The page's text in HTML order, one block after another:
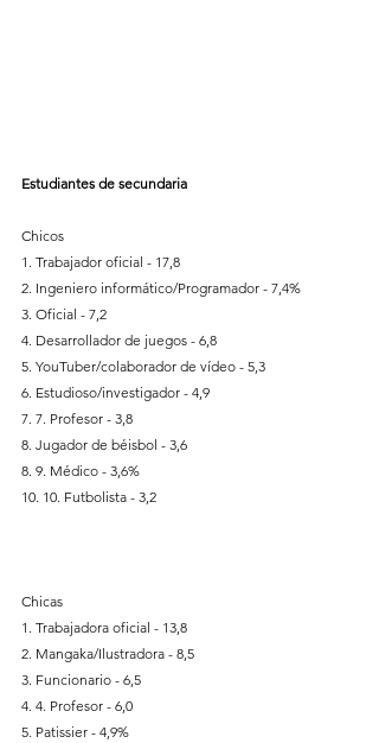
Estudiantes de secundaria
Chicos
1. Trabajador oficial - 17,8
2. Ingeniero informático/Programador - 7,4%
3. Oficial - 7,2
4. Desarrollador de juegos - 6,8
5. YouTuber/colaborador de vídeo - 5,3
6. Estudioso/investigador - 4,9
7. 7. Profesor - 3,8
8. Jugador de béisbol - 3,6
8. 9. Médico - 3,6%
10. 10. Futbolista - 3,2
Chicas
1. Trabajadora oficial - 13,8
2. Mangaka/Ilustradora - 8,5
3. Funcionario - 6,5
4. 4. Profesor - 6,0
5. Patissier - 4,9%